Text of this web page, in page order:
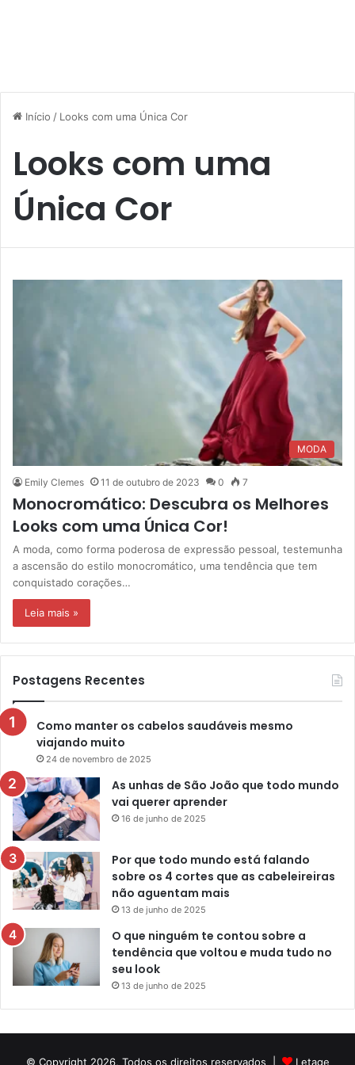
Início / Looks com uma Única Cor
Looks com uma
Única Cor
MODA
Emily Clemes 11 de outubro de 2023 0 7
Monocromático: Descubra os Melhores
Looks com uma Única Cor!
A moda, como forma poderosa de expressão pessoal, testemunha
a ascensão do estilo monocromático, uma tendência que tem
conquistado corações…
Leia mais »
Postagens Recentes
Como manter os cabelos saudáveis mesmo
viajando muito
24 de novembro de 2025
As unhas de São João que todo mundo
vai querer aprender
16 de junho de 2025
Por que todo mundo está falando
sobre os 4 cortes que as cabeleireiras
não aguentam mais
13 de junho de 2025
O que ninguém te contou sobre a
tendência que voltou e muda tudo no
seu look
13 de junho de 2025
© Copyright 2026, Todos os direitos reservados | Letage